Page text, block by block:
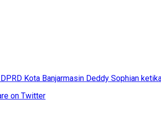
Kota Banjarmasin Deddy Sophian
on Twitter